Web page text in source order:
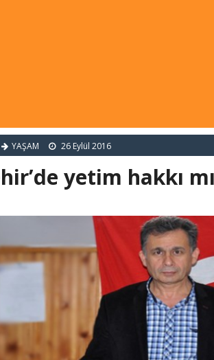
YAŞAM 26 Eylül 2016
yetim hakkı